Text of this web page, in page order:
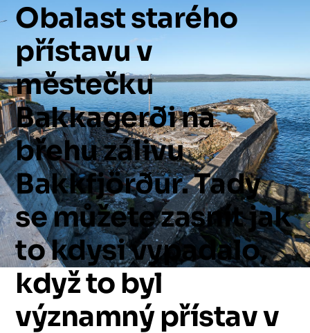
Obalaststarého
přístavuv
městečku
Bakkagerðina
břehuzálivu
Bakkfjörður.Tady
semůžetezasnítjak
tokdysivypadalo,
kdyžto byl
významný přístavv